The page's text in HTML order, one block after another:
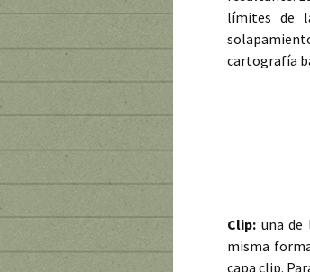
límites de
cartografía
Clip: una de
misma
capa clip.